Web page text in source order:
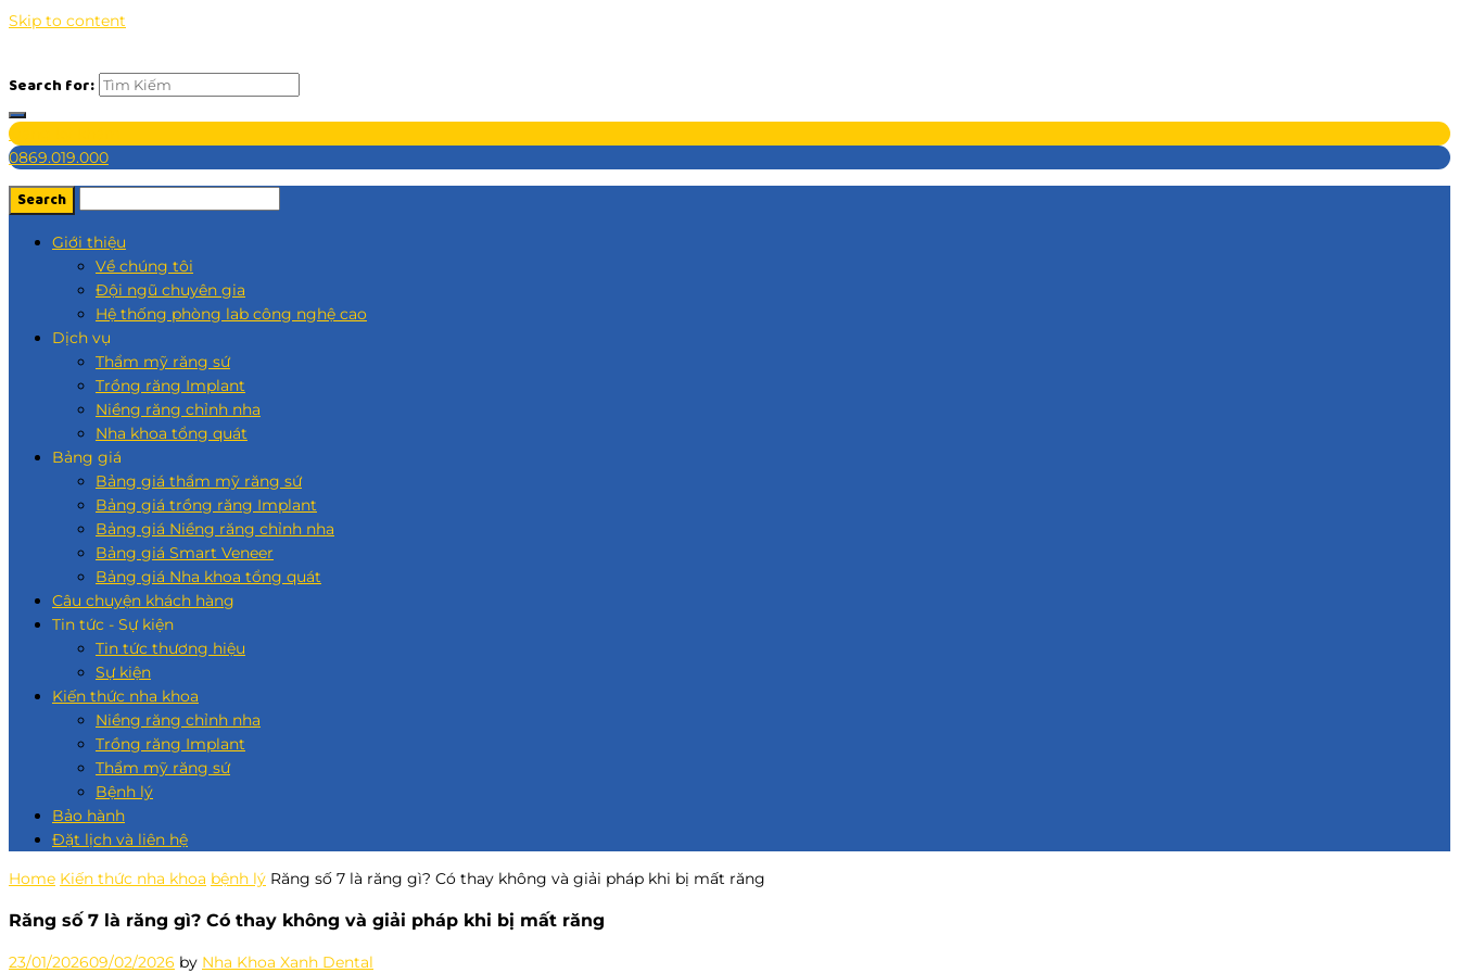
Skip to content
Search for:
Đăng ký khám
0869.019.000
Giới thiệu
Về chúng tôi
Đội ngũ chuyên gia
Hệ thống phòng lab công nghệ cao
Dịch vụ
Thẩm mỹ răng sứ
Trồng răng Implant
Niềng răng chỉnh nha
Nha khoa tổng quát
Bảng giá
Bảng giá thẩm mỹ răng sứ
Bảng giá trồng răng Implant
Bảng giá Niềng răng chỉnh nha
Bảng giá Smart Veneer
Bảng giá Nha khoa tổng quát
Câu chuyện khách hàng
Tin tức - Sự kiện
Tin tức thương hiệu
Sự kiện
Kiến thức nha khoa
Niềng răng chỉnh nha
Trồng răng Implant
Thẩm mỹ răng sứ
Bệnh lý
Bảo hành
Đặt lịch và liên hệ
Home Kiến thức nha khoa bệnh lý Răng số 7 là răng gì? Có thay không và giải pháp khi bị mất răng
Răng số 7 là răng gì? Có thay không và giải pháp khi bị mất răng
23/01/202609/02/2026 by Nha Khoa Xanh Dental